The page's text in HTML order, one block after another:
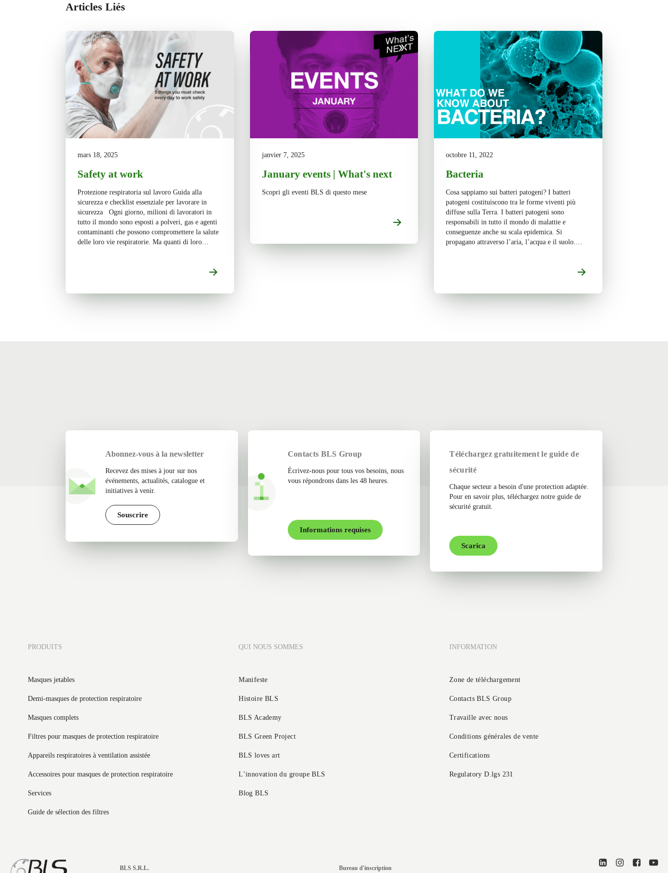
Articles Liés
mars 18, 2025
Safety at work
Protezione respiratoria sul lavoro Guida alla
sicurezza e checklist essenziale per lavorare in
sicurezza Ogni giorno, milioni di lavoratori in
tutto il mondo sono esposti a polveri, gas e agenti
contaminanti che possono compromettere la salute
delle loro vie respiratorie. Ma quanti di loro
janvier 7, 2025
January events | What's next
Scopri gli eventi BLS di questo mese
octobre 11, 2022
Bacteria
Cosa sappiamo sui batteri patogeni? I batteri
patogeni costituiscono tra le forme viventi più
diffuse sulla Terra. I batteri patogeni sono
responsabili in tutto il mondo di malattie e
conseguenze anche su scala epidemica. Si
propagano attraverso l’aria, l’acqua e il suolo.
Abonnez-vous à la newsletter
Recevez des mises à jour sur nos
événements, actualités, catalogue et
initiatives à venir.
Souscrire
Contacts BLS Group
Écrivez-nous pour tous vos besoins, nous
vous répondrons dans les 48 heures.
Informations requises
Téléchargez gratuitement le guide de
sécurité
Chaque secteur a besoin d'une protection adaptée.
Pour en savoir plus, téléchargez notre guide de
sécurité gratuit.
Scarica
PRODUITS
Masques jetables
Demi-masques de protection respiratoire
Masques complets
Filtres pour masques de protection respiratoire
Appareils respiratoires à ventilation assistée
Accessoires pour masques de protection respiratoire
Services
Guide de sélection des filtres
QUI NOUS SOMMES
Manifeste
Histoire BLS
BLS Academy
BLS Green Project
BLS loves art
L’innovation du groupe BLS
Blog BLS
INFORMATION
Zone de téléchargement
Contacts BLS Group
Travaille avec nous
Conditions générales de vente
Certifications
Regulatory D.lgs 231
BLS S.R.L.
Bureau d'inscription